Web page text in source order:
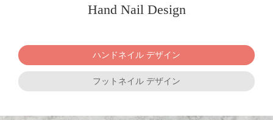
Hand Nail Design
ハンドネイル デザイン
フットネイル デザイン